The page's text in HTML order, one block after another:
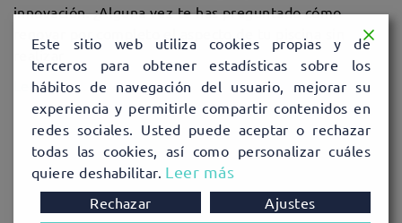
innovación. ¿Alguna vez te has preguntado cómo
realizar
Leer más
Este sitio web utiliza cookies propias y de
terceros para obtener estadísticas sobre los
hábitos de navegación del usuario, mejorar su
experiencia y permitirle compartir contenidos en
redes sociales. Usted puede aceptar o rechazar
todas las cookies, así como personalizar cuáles
quiere deshabilitar. Leer más
Rechazar
Ajustes